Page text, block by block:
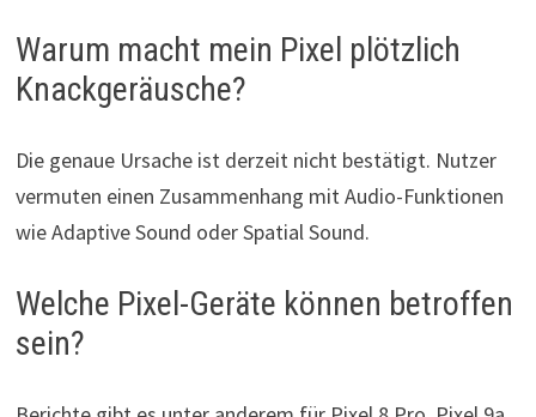
Warum macht mein Pixel plötzlich
Knackgeräusche?
Die genaue Ursache ist derzeit nicht bestätigt. Nutzer
vermuten einen Zusammenhang mit Audio-Funktionen
wie Adaptive Sound oder Spatial Sound.
Welche Pixel-Geräte können betroffen
sein?